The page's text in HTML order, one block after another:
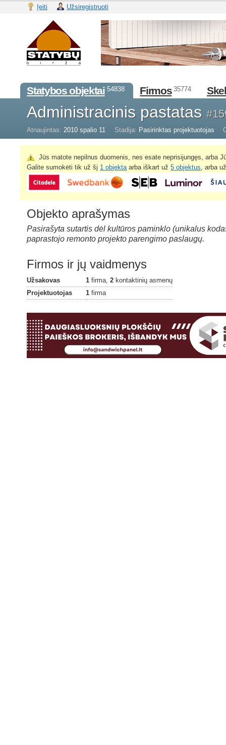
Įeiti Užsiregistruoti
Statybos objektai 54838 Firmos 35774
Administracinis pastatas
Atnaujintas: 2010 spalio 11 Stadija: Pasirinktas projektuotojas
Jūs matote nepilnus duomenis, nes esate neprisijungęs, arba
Galite sumokėti tik už šį 1 objektą arba iškart už5 objektus , arba
Objekto aprašymas
Pasirašyta sutartis dėl kultūros paminklo (unikalus
paprastojo remonto projekto parengimo paslaugų.
Firmos ir jų vaidmenys
Užsakovas 1 firma,2 kontaktinių asmenų
Projektuotojas
1 firma